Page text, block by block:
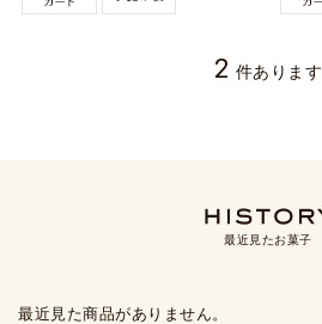
2 件あります
最近見たお菓子
最近見た商品がありません。